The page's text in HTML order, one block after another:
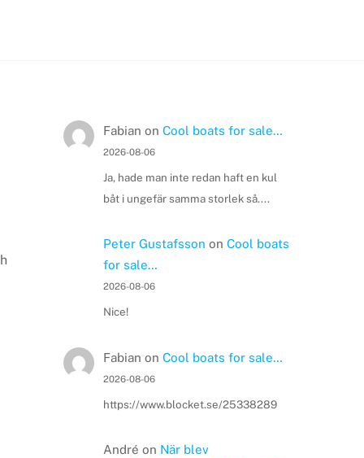
Fabian on Cool boats for sale…
2026-08-06
Ja, hade man inte redan haft en kul
båt i ungefär samma storlek så....
Peter Gustafsson on Cool boats
for sale…
2026-08-06
Nice!
Fabian on Cool boats for sale…
2026-08-06
https://www.blocket.se/25338289
André on När blev